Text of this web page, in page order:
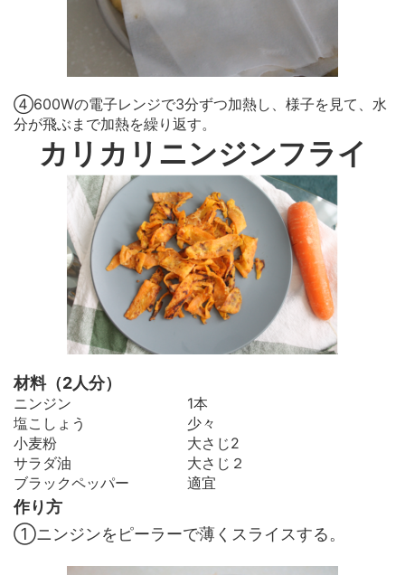
④600Wの電子レンジで3分ずつ加熱し、様子を見て、水
分が飛ぶまで加熱を繰り返す。
カリカリニンジンフライ
材料（2人分）
ニンジン 1本
塩こしょう 少々
小麦粉 大さじ2
サラダ油 大さじ２
ブラックペッパー 適宜
作り方
①ニンジンをピーラーで薄くスライスする。